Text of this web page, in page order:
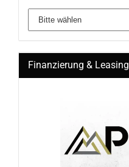
Finanzierung & Leasing